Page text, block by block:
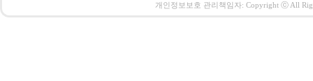
개인정보보호 관리책임자: Copyright ⓒ All